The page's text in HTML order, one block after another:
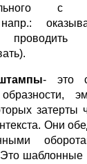
с
напр.:
- это
затерты
Они